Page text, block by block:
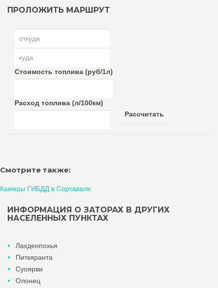
ПРОЛОЖИТЬ МАРШРУТ
Стоимость топлива (руб/1л)
Расход топлива (л/100км)
Рассчитать
Смотрите также:
Камеры ГИБДД в Сортавале
ИНФОРМАЦИЯ О ЗАТОРАХ В ДРУГИХ
НАСЕЛЕННЫХ ПУНКТАХ
Лахденпохья
Питкяранта
Суоярви
Олонец